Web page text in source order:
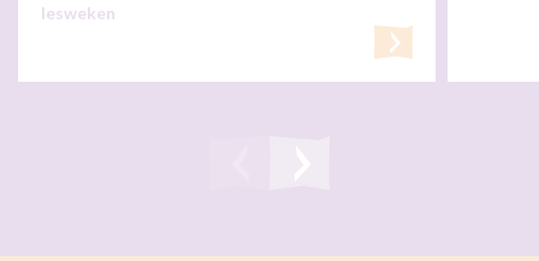
lesweken